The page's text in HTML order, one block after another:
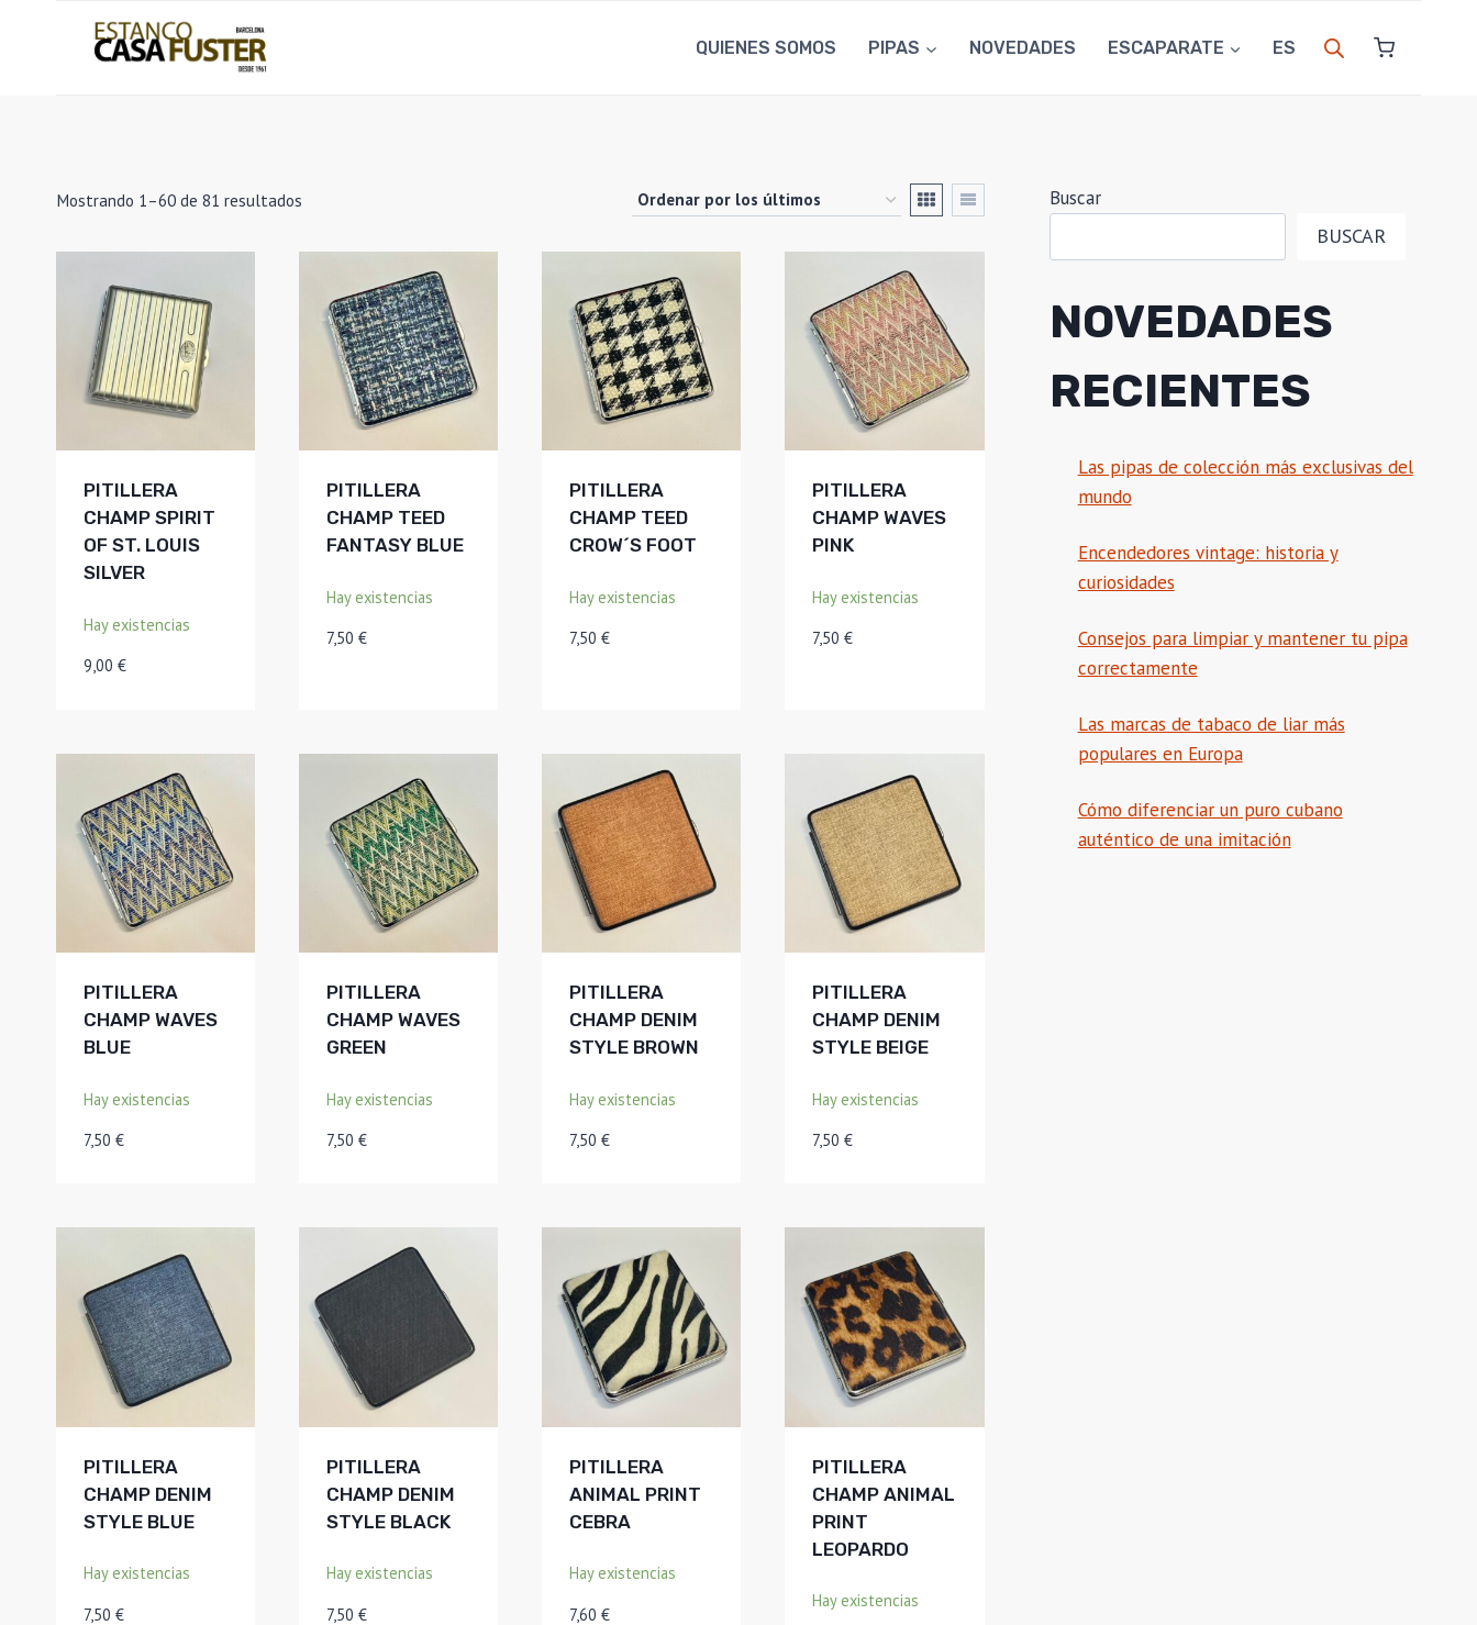
QUIENES SOMOS PIPAS NOVEDADES ESCAPARATE ES
Mostrando 1–60 de 81 resultados
últimos
PITILLERA
CHAMP SPIRIT
OF ST. LOUIS
SILVER
Hay existencias
9,00 €
PITILLERA
CHAMP TEED
FANTASY BLUE
Hay existencias
7,50 €
PITILLERA
CHAMP TEED
CROW´S FOOT
Hay existencias
7,50 €
PITILLERA
CHAMP WAVES
PINK
Hay existencias
7,50 €
PITILLERA
CHAMP WAVES
BLUE
Hay existencias
7,50 €
PITILLERA
CHAMP WAVES
GREEN
Hay existencias
7,50 €
PITILLERA
CHAMP DENIM
STYLE BROWN
Hay existencias
7,50 €
PITILLERA
CHAMP DENIM
STYLE BEIGE
Hay existencias
7,50 €
PITILLERA
CHAMP DENIM
STYLE BLUE
Hay existencias
7,50 €
PITILLERA
CHAMP DENIM
STYLE BLACK
Hay existencias
7,50 €
PITILLERA
ANIMAL PRINT
CEBRA
Hay existencias
7,60 €
PITILLERA
CHAMP ANIMAL
PRINT
LEOPARDO
Hay existencias
Buscar
BUSCAR
NOVEDADES
RECIENTES
Las pipas de colección más exclusivas del
mundo
Encendedores vintage: historia y
curiosidades
Consejos para limpiar y mantener tu pipa
correctamente
Las marcas de tabaco de liar más
populares en Europa
Cómo diferenciar un puro cubano
auténtico de una imitación